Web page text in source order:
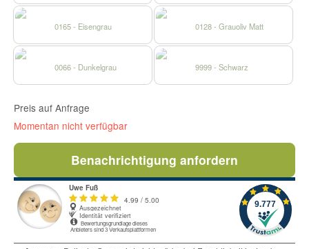
0165 - Eisengrau 0128 - Grauoliv Matt
0066 - Dunkelgrau 9999 - Schwarz
Preis auf Anfrage
Momentan nicht verfügbar
Benachrichtigung anfordern